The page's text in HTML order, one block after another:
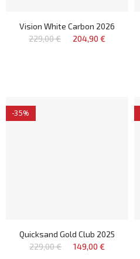
Vision White Carbon 2026
229,00 €
204,90 €
-35%
Quicksand Gold Club 2025
229,00 €
149,00 €